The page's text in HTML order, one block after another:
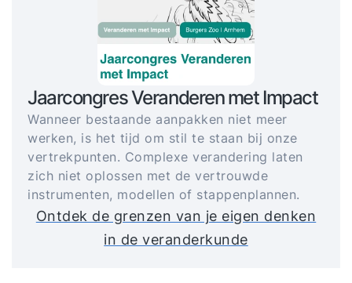
Jaarcongres Veranderen met Impact
Wanneer bestaande aanpakken niet meer
werken, is het tijd om stil te staan bij onze
vertrekpunten. Complexe verandering laten
zich niet oplossen met de vertrouwde
instrumenten, modellen of stappenplannen.
Ontdek de grenzen van je eigen denken
in de veranderkunde